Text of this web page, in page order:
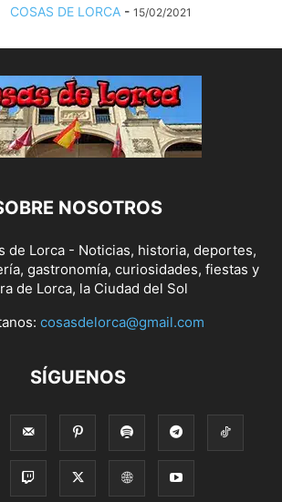
COSAS DE LORCA - 15/02/2021
NOSOTROS
de Lorca - Noticias, historia, deportes,
gastronomía, curiosidades, fiestas y
de Lorca, la Ciudad del Sol
cosasdelorca@gmail.com
SÍGUENOS